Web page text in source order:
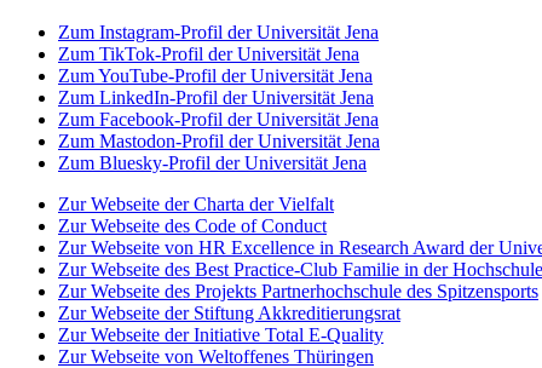
Zum Instagram-Profil der Universität Jena
Zum TikTok-Profil der Universität Jena
Zum YouTube-Profil der Universität Jena
Zum LinkedIn-Profil der Universität Jena
Zum Facebook-Profil der Universität Jena
Zum Mastodon-Profil der Universität Jena
Zum Bluesky-Profil der Universität Jena
Zur Webseite der Charta der Vielfalt
Zur Webseite des Code of Conduct
Zur Webseite von HR Excellence in Research Award der
Zur Webseite des Best Practice-Club Familie in der Hochschule
Zur Webseite des Projekts Partnerhochschule des Spitzensports
Zur Webseite der Stiftung Akkreditierungsrat
Zur Webseite der Initiative Total E-Quality
Zur Webseite von Weltoffenes Thüringen